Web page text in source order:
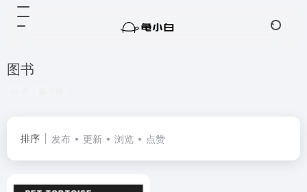
图书
排序 发布 更新 浏览 点赞